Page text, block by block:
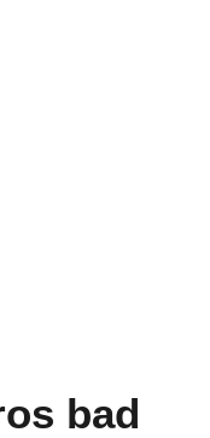
bad